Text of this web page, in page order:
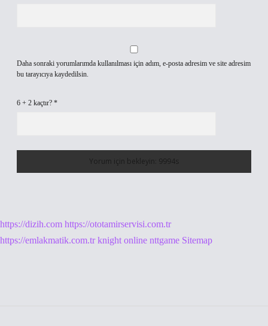
Daha sonraki yorumlarımda kullanılması için adım, e-posta adresim ve site adresim
bu tarayıcıya kaydedilsin.
6 + 2 kaçtır? *
https://dizih.com https://ototamirservisi.com.tr
https://emlakmatik.com.tr knight online nttgame Sitemap